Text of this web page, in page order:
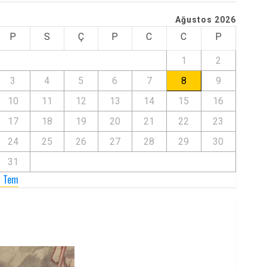
Ağustos 2026
P S Ç P C C P
1
2
3
4 5 6 7 8
9
10
11 12 13 14 15
16
17
18 19 20 21 22
23
24
25 26 27 28 29
30
31